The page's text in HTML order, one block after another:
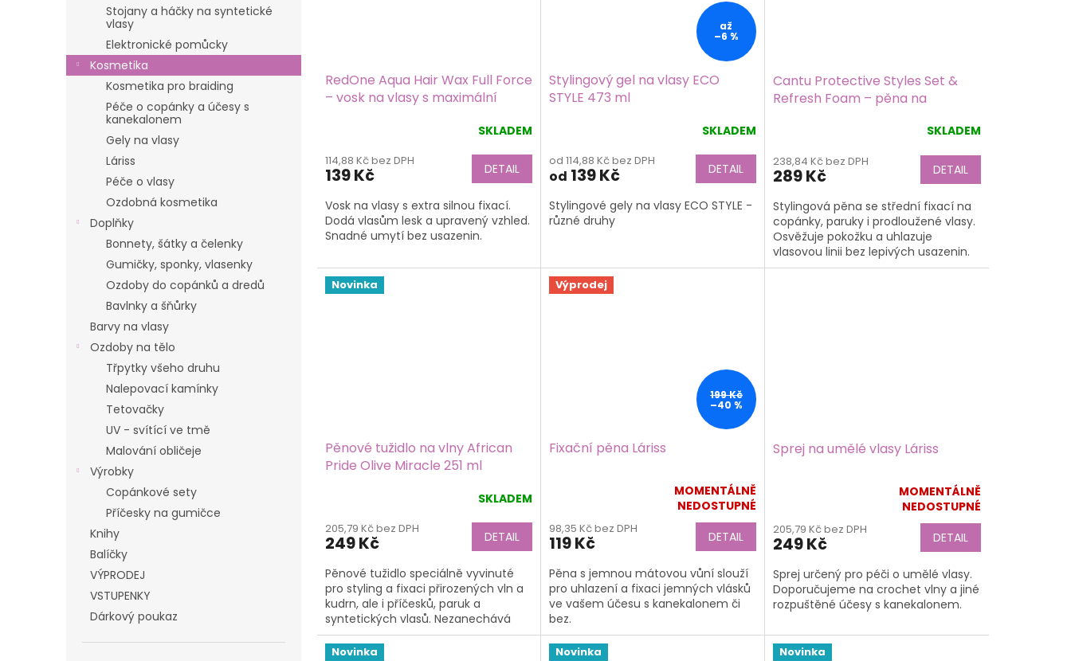
Stojany a háčky na syntetické
vlasy
Elektronické pomůcky
Kosmetika
Kosmetika pro braiding
Péče o copánky a účesy s
kanekalonem
Gely na vlasy
Láriss
Péče o vlasy
Ozdobná kosmetika
Doplňky
Bonnety, šátky a čelenky
Gumičky, sponky, vlasenky
Ozdoby do copánků a dredů
Bavlnky a šňůrky
Barvy na vlasy
Ozdoby na tělo
Třpytky všeho druhu
Nalepovací kamínky
Tetovačky
UV - svítící ve tmě
Malování obličeje
Výrobky
Copánkové sety
Příčesky na gumičce
Knihy
Balíčky
VÝPRODEJ
VSTUPENKY
Dárkový poukaz
RedOne Aqua Hair Wax Full Force
– vosk na vlasy s maximální
SKLADEM
114,88 Kč bez DPH
139 Kč DETAIL
Vosk na vlasy s extra silnou fixací.
Dodá vlasům lesk a upravený vzhled.
Snadné umytí bez usazenin.
až
–6 %
Stylingový gel na vlasy ECO
STYLE 473 ml
produktu
je
z
5
SKLADEM
od 114,88 Kč bez DPH
od 139 Kč DETAIL
Stylingové gely na vlasy ECO STYLE -
různé druhy
Cantu Protective Styles Set &
Refresh Foam – pěna na
SKLADEM
238,84 Kč bez DPH
289 Kč DETAIL
Stylingová pěna se střední fixací na
copánky, paruky i prodloužené vlasy.
Osvěžuje pokožku a uhlazuje
vlasovou linii bez lepivých usazenin.
Novinka
Pěnové tužidlo na vlny African
Pride Olive Miracle 251 ml
SKLADEM
205,79 Kč bez DPH
249 Kč DETAIL
Pěnové tužidlo speciálně vyvinuté
pro styling a fixaci přirozených vln a
kudrn, ale i příčesků, paruk a
syntetických vlasů. Nezanechává
bílé stopy, zajišťuje dlouhotrvající
fixaci.
Výprodej
199 Kč
–40 %
Fixační pěna Láriss
produktu
je
z
5
hvězdiček.
MOMENTÁLNĚ
NEDOSTUPNÉ
98,35 Kč bez DPH
119 Kč DETAIL
Pěna s jemnou mátovou vůní slouží
pro uhlazení a fixaci jemných vlásků
ve vašem účesu s kanekalonem či
bez.
Sprej na umělé vlasy Láriss
produktu
je
z
5
hvězdiček.
MOMENTÁLNĚ
NEDOSTUPNÉ
205,79 Kč bez DPH
249 Kč DETAIL
Sprej určený pro péči o umělé vlasy.
Doporučujeme na crochet vlny a jiné
rozpuštěné účesy s kanekalonem.
Novinka Novinka Novinka